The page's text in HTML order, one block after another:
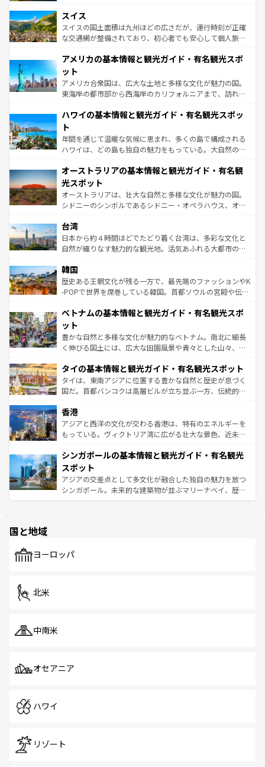
を参照してほしい。
は、お酒好きな人にはぜひ体験してほしい。 なお、新着の
ドイツ情報はコンテンツ一覧を参照してほしい。
リアごとに異なる魅力がある。また、優雅なアフタヌーン
ティー、ビール好きにはたまらない英国パブ、サッカー観
戦など、本場だからこそできる体験も豊富。イギリスを旅
ンツ一覧を参照してほしい。
スイス
スイスの国土面積は九州ほどの広さだが、運行時刻が正確
な交通網が整備されており、初心者でも安心して個人旅行
の建物がそのまま残る町や、スイスならではのユニークな
博物館もあり、アルプス観光だけでなく町歩きも満喫する
ことができる。国民の所得が高いため物価も高いが、旅行
者向けの交通パス提供のサービスもあり、うまく活用すれ
着のスイス情報はコンテンツ一覧を参照してほしい。
アメリカの基本情報と観光ガイド・有名観光スポ
ット
アメリカ合衆国は、広大な土地と多様な文化が魅力の国。
東海岸の都市部から西海岸のカリフォルニアまで、訪れる
のような巨大都市は、観光、ショッピング、エンターテイ
ンメントが詰まった刺激的なスポットだ。一方、アメリカ
西部には大自然が広がり、グランドキャニオンやイエロー
ストーン国立公園といった絶景が堪能できる。さらに、南
文化が魅力。旅行者はアメリカの各地域で異なる魅力を楽
しみながら、その多様性と豊かな歴史を感じることができ
るだろう。車でのロードトリップや列車の旅も、アメリカ
ならではの贅沢な旅のスタイルだ。 なお、新着のアメリカ
情報は コンテンツ一覧 を参照してほしい。
ハワイの基本情報と観光ガイド・有名観光スポッ
ト
年間を通じて温暖な気候に恵まれ、多くの島で構成される
ハワイは、どの島も独自の魅力をもっている。大自然の神
ワイ島は見逃せない。また、定番の観光地といえばオアフ
島だが、静かな自然を求めるならマウイ島やカウアイ島が
おすすめ。エメラルドグリーンに輝く海をはじめ、豊かな
文化や歴史が息づいている。「アロハスピリット」と呼ば
人々、おいしいローカルフードやハワイアンミュージッ
ク、伝統的なフラダンスなど、すべてがハワイの魅力を彩
っている。訪れるたびに新しい発見と感動が待っているハ
はコンテンツ一覧
オーストラリアの基本情報と観光ガイド・有名観
光スポット
オーストラリアは、壮大な自然と多様な文化が魅力の国。
シドニーのシンボルであるシドニー・オペラハウス、オー
リアリーフや大陸中央部にそびえるウルル（エアーズロッ
ク）、タスマニアの美しい原生林やケアンズの熱帯雨林な
ど、見どころがたくさん。また、カフェやワイン、オージ
いる。アクティビティも充実しており、サーフィンやダイ
ビング、ハイキングなど、アウトドア好きにはたまらな
い。オーストラリアの多彩な魅力を存分に味わいつくそ
参照してほしい。
台湾
日本から約４時間ほどでたどり着く台湾は、多彩な文化と
自然が織りなす魅力的な観光地。活気あふれる大都市の台
ン）、静ひつな山岳地帯である台湾東部など、都市の喧騒
と山間の静けさが共存しており、訪れる人に新しい発見と
驚きをもたらしてくれる。また、奥深い台湾の食文化も魅
容にもいいと評判のスイーツなど、バラエティ豊かな料理
照してほしい。
韓国
歴史ある王朝文化が残る一方で、最先端のファッションやK
-POPで世界を席巻している韓国。首都ソウルの宮殿や伝統
き、地方に足を延ばせば四季折々の自然美を楽しむことが
できる。そして、キムチや焼肉、絶品のストリートフード
まで、さまざまな韓国料理が待っている。夜には、韓国な
らではのナイトライフも堪能できる。あたたかいホスピタ
わってみてほしい。 なお、新着の韓国情報はコンテンツ一
覧 を参照してほしい。
ベトナムの基本情報と観光ガイド・有名観光スポ
ット
豊かな自然と多様な文化が魅力的なベトナム。南北に細長
く伸びる国土には、広大な田園風景や青々とした山々、世
急速な発展と共に伝統が息づく。ハノイの古い町並みやホ
ーチミン市のフランス統治時代の建物も、独特の雰囲気を
醸し出している。また、バラエティの豊かさとおいしさで
とつ。フォーやバインミー、ベトナムコーヒーなどは、ぜ
ひ現地で味わいたい。どの地域を訪れてもあたたかい人々
が旅行者を迎えてくれるので、きっと忘れられない旅にな
参照してほしい。
タイの基本情報と観光ガイド・有名観光スポット
タイは、東南アジアに位置する豊かな自然と歴史が息づく
国だ。首都バンコクは高層ビルが立ち並ぶ一方、伝統的な
の活気が交差している。北部ではチェンマイなどの山岳地
帯で自然と触れ合い、南部ではプーケットやクラビの美し
いビーチでリゾート気分を楽しむことができる。タイ料理
激する。気候は一年中温暖で、どの季節にも異なる楽しみ
が待っている。親しみやすいタイの人々、仏教を中心とし
た文化、そして多様な観光資源が、訪れる旅人を魅了し続
ける。 なお、新着のタイ情報はコンテンツ一覧を参照して
香港
アジアと西洋の文化が交わる香港は、特有のエネルギーを
もっている。ヴィクトリア湾に広がる壮大な景色、近未来
み、どこを訪れても感動するはず。観光スポットが密集し
ており、効率よく見どころを回れるのも魅力。息をのむよ
うな絶景から文化的な体験まで、香港を存分に楽しみ尽く
そう。 なお、新着の香港情報はコンテンツ一覧を参照して
シンガポールの基本情報と観光ガイド・有名観光
スポット
アジアの交差点として多文化が融合した独自の魅力を放つ
シンガポール。未来的な建築物が並ぶマリーナベイ、歴史
で、ホーカーズは地元の風情を楽しめる外せないスポット
国と地域
ヨーロッパ
北米
中南米
オセアニア
ハワイ
リゾート